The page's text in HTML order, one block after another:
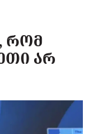
ᲠᲝᲛ
ᲐᲠ